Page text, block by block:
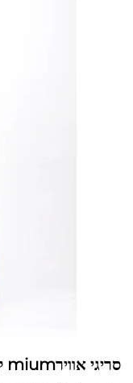
סריגי אווירmium לטורבינות גז לביצועים אופטימליים